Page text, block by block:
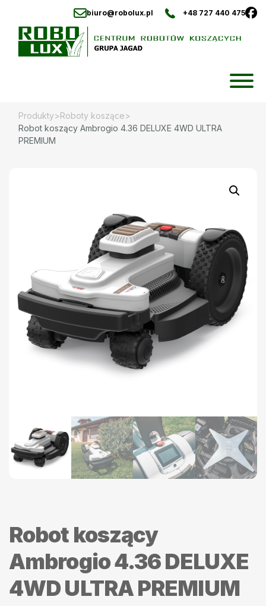
biuro@robolux.pl +48 727 440 475
Skip
Produkty>Roboty koszące>
Robot koszący Ambrogio 4.36 DELUXE 4WD ULTRA
PREMIUM
Robot koszący
Ambrogio 4.36 DELUXE
4WD ULTRA PREMIUM